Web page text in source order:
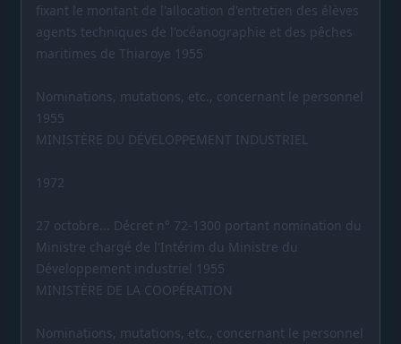
fixant le montant de l'allocation d'entretien des élèves
agents techniques de l'océanographie et des pêches
maritimes de Thiaroye 1955
Nominations, mutations, etc., concernant le personnel
1955
MINISTÈRE DU DÉVELOPPEMENT INDUSTRIEL
1972
27 octobre... Décret n° 72-1300 portant nomination du
Ministre chargé de l'Intérim du Ministre du
Développement industriel 1955
MINISTÈRE DE LA COOPÉRATION
Nominations, mutations, etc., concernant le personnel